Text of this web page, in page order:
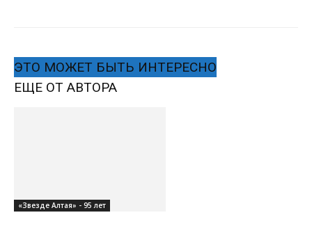
ЭТО МОЖЕТ БЫТЬ ИНТЕРЕСНО
ЕЩЕ ОТ АВТОРА
«Звезде Алтая» - 95 лет